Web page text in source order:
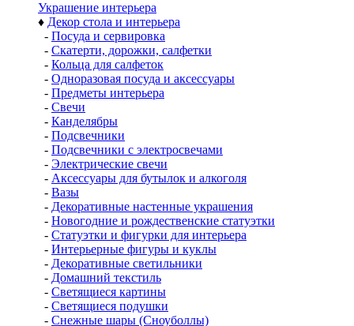
Украшение интерьера
♦ Декор стола и интерьера
- Посуда и сервировка
- Скатерти, дорожки, салфетки
- Кольца для салфеток
- Одноразовая посуда и аксессуары
- Предметы интерьера
- Свечи
- Канделябры
- Подсвечники
- Подсвечники с электросвечами
- Электрические свечи
- Аксессуары для бутылок и алкоголя
- Вазы
- Декоративные настенные украшения
- Новогодние и рождественские статуэтки
- Статуэтки и фигурки для интерьера
- Интерьерные фигуры и куклы
- Декоративные светильники
- Домашний текстиль
- Светящиеся картины
- Светящиеся подушки
- Снежные шары (Сноуболлы)